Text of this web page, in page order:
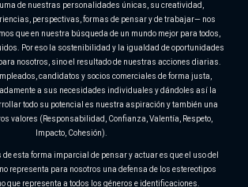
de nuestras personalidades únicas, su creatividad,
perspectivas, formas de pensar y de trabajar— nos
que en nuestra búsqueda de un mundo mejor para todos,
Por eso la sostenibilidad y la igualdad de oportunidades
nosotros, sino el resultado de nuestras acciones diarias.
candidatos y socios comerciales de forma justa,
a sus necesidades individuales y dándoles así la
todo su potencial es nuestra aspiración y también una
valores (Responsabilidad, Confianza, Valentía, Respeto,
Impacto, Cohesión).
de esta forma imparcial de pensar y actuar es que el uso del
representa para nosotros una defensa de los estereotipos
que representa a todos los géneros e identificaciones.